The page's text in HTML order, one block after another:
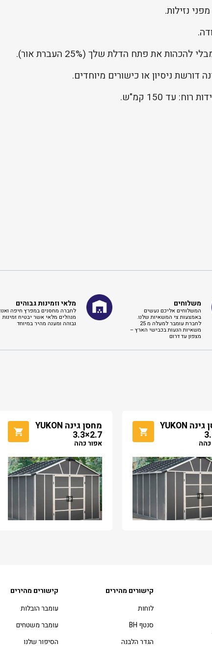
נזילות.
את פתח הדלת שלך (25% העברת אור).
ניסיון או כישורים מיוחדים.
משלוחים
המשלוחים אליכם נעשים
באמצעות צי המשאיות שלנו.
לחברת עומבר למעלה מ 25
משאיות הנעות בכבישי הארץ –
מצפון עד דרום
מלאי וזמינות גבוהים
לחברה מחסנים במפרץ חיפה ואנו
מנהלים מלאי אשר יבטיח זמינות
גבוהה ומענה מהיר במיוחד
מחסן גינה YUKON מחסן גינה YUKON
3.3×2.7
אפור כהה
קישורים מהירים
לוחות
סנטף BH
הגדר הלבנה
קישורים מהירים
עומבר הובלות
עומבר משטחים
הסיפור שלנו